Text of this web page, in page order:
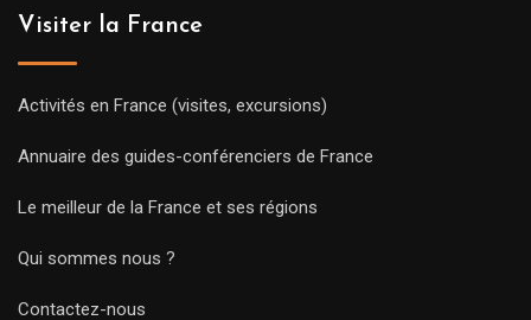
Visiter la France
Activités en France (visites, excursions)
Annuaire des guides-conférenciers de France
Le meilleur de la France et ses régions
Qui sommes nous ?
Contactez-nous